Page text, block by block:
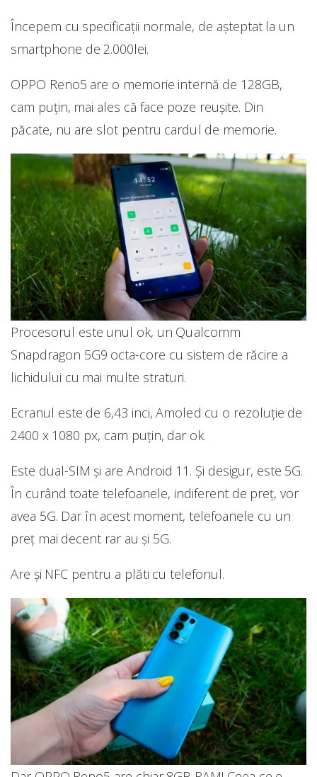
Începem cu specificații normale, de așteptat la un
smartphone de 2.000lei.
OPPO Reno5 are o memorie internă de 128GB,
cam puțin, mai ales că face poze reușite. Din
păcate, nu are slot pentru cardul de memorie.
Procesorul este unul ok, un Qualcomm
Snapdragon 5G9 octa-core cu sistem de răcire a
lichidului cu mai multe straturi.
Ecranul este de 6,43 inci, Amoled cu o rezoluție de
2400 x 1080 px, cam puțin, dar ok.
Este dual-SIM și are Android 11. Și desigur, este 5G.
În curând toate telefoanele, indiferent de preț, vor
avea 5G. Dar în acest moment, telefoanele cu un
preț mai decent rar au și 5G.
Are și NFC pentru a plăti cu telefonul.